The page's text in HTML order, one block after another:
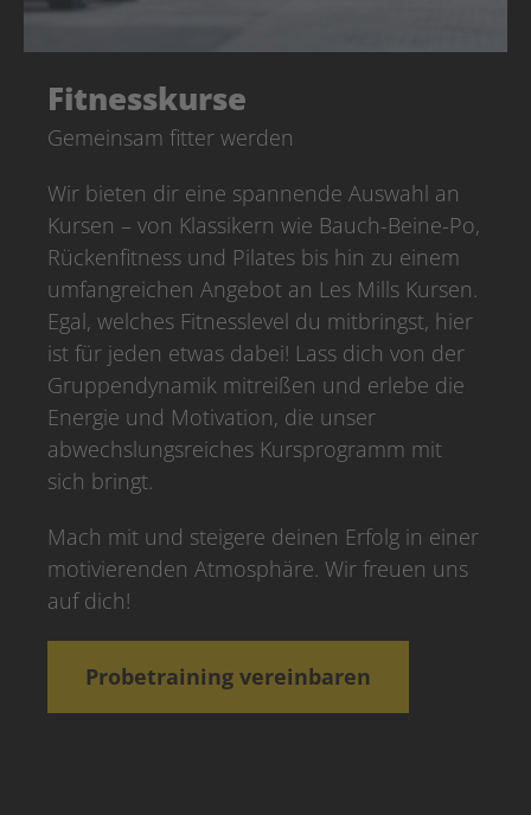
Fitnesskurse
Gemeinsam fitter werden
Wir bieten dir eine spannende Auswahl an
Kursen – von Klassikern wie Bauch-Beine-Po,
Rückenfitness und Pilates bis hin zu einem
umfangreichen Angebot an Les Mills Kursen.
Egal, welches Fitnesslevel du mitbringst, hier
ist für jeden etwas dabei! Lass dich von der
Gruppendynamik mitreißen und erlebe die
Energie und Motivation, die unser
abwechslungsreiches Kursprogramm mit
sich bringt.
Mach mit und steigere deinen Erfolg in einer
motivierenden Atmosphäre. Wir freuen uns
auf dich!
Probetraining vereinbaren